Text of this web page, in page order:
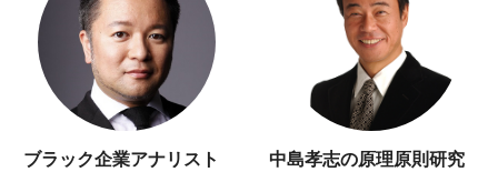
ブラック企業アナリスト
中島孝志の原理原則研究